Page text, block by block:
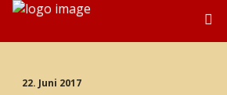
22. Juni 2017